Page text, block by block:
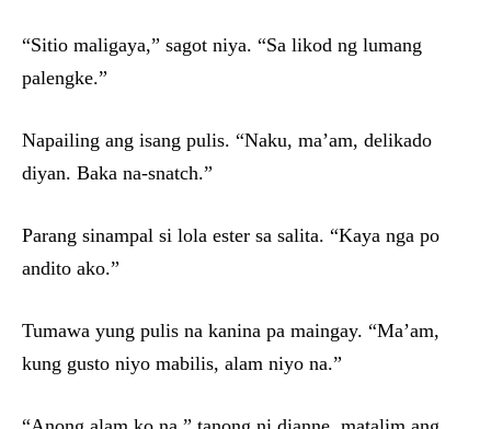
“Sitio maligaya,” sagot niya. “Sa likod ng lumang
palengke.”
Napailing ang isang pulis. “Naku, ma’am, delikado
diyan. Baka na-snatch.”
Parang sinampal si lola ester sa salita. “Kaya nga po
andito ako.”
Tumawa yung pulis na kanina pa maingay. “Ma’am,
kung gusto niyo mabilis, alam niyo na.”